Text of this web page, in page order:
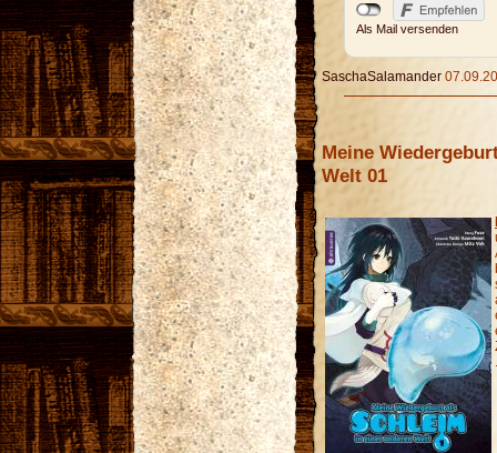
Als Mail versenden
SaschaSalamander
Meine
Welt 01